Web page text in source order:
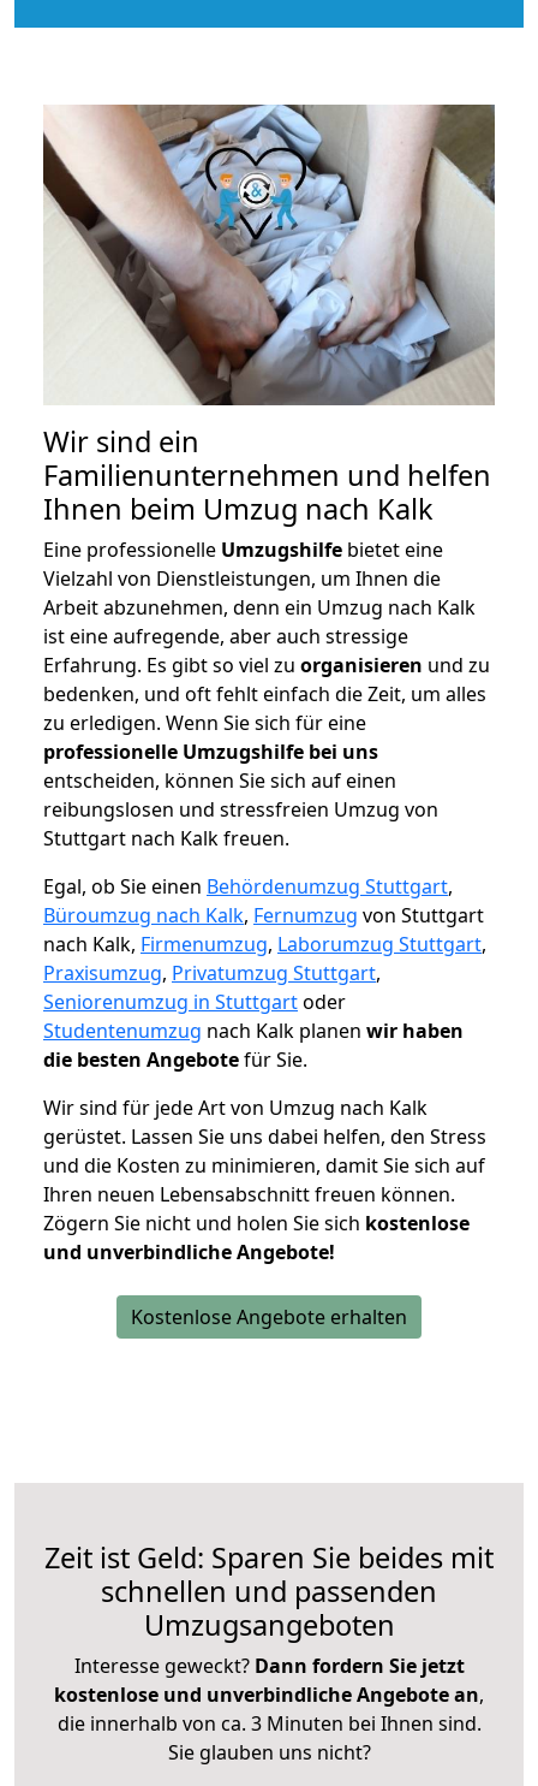
Wir sind ein
Familienunternehmen und helfen
Ihnen beim Umzug nach Kalk
Eine professionelle Umzugshilfe bietet eine
Vielzahl von Dienstleistungen, um Ihnen die
Arbeit abzunehmen, denn ein Umzug nach Kalk
ist eine aufregende, aber auch stressige
Erfahrung. Es gibt so viel zu organisieren und zu
bedenken, und oft fehlt einfach die Zeit, um alles
zu erledigen. Wenn Sie sich für eine
professionelle Umzugshilfe bei uns
entscheiden, können Sie sich auf einen
reibungslosen und stressfreien Umzug von
Stuttgart nach Kalk freuen.
Egal, ob Sie einen Behördenumzug Stuttgart,
Büroumzug nach Kalk, Fernumzug von Stuttgart
nach Kalk, Firmenumzug, Laborumzug Stuttgart,
Praxisumzug, Privatumzug Stuttgart,
Seniorenumzug in Stuttgartoder
Studentenumzug nach Kalk planen wir haben
die besten Angebotefür Sie.
Wir sind für jede Art von Umzug nach Kalk
gerüstet. Lassen Sie uns dabei helfen, den Stress
und die Kosten zu minimieren, damit Sie sich auf
Ihren neuen Lebensabschnitt freuen können.
Zögern Sie nicht und holen Sie sich kostenlose
und unverbindliche Angebote!
Kostenlose Angebote erhalten
Zeit ist Geld: Sparen Sie beides mit
schnellen und passenden
Umzugsangeboten
Interesse geweckt? Dann fordern Sie jetzt
kostenlose und unverbindliche Angebote an,
die innerhalb von ca. 3 Minuten bei Ihnen sind.
Sie glauben uns nicht?